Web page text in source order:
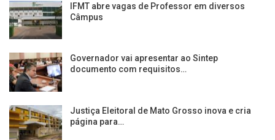
IFMT abre vagas de Professor em diversos
Câmpus
Governador vai apresentar ao Sintep
documento com requisitos…
Justiça Eleitoral de Mato Grosso inova e cria
página para…